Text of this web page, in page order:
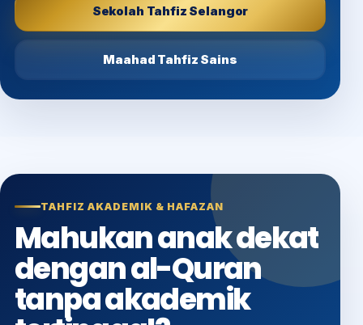
Sekolah Tahfiz Selangor
Maahad Tahfiz Sains
TAHFIZ AKADEMIK & HAFAZAN
Mahukan anak dekat
dengan al-Quran
tanpa akademik